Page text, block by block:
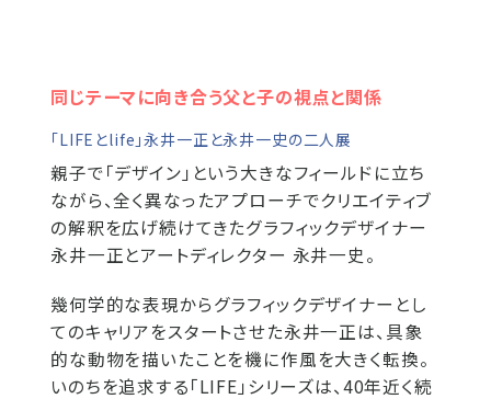
同じテーマに向き合う父と子の視点と関係
「LIFEとlife」永井一正と永井一史の二人展
親子で「デザイン」という大きなフィールドに立ち
ながら、全く異なったアプローチでクリエイティブ
の解釈を広げ続けてきたグラフィックデザイナー
永井一正とアートディレクター 永井一史。
幾何学的な表現からグラフィックデザイナーとし
てのキャリアをスタートさせた永井一正は、具象
的な動物を描いたことを機に作風を大きく転換。
いのちを追求する「LIFE」シリーズは、40年近く続